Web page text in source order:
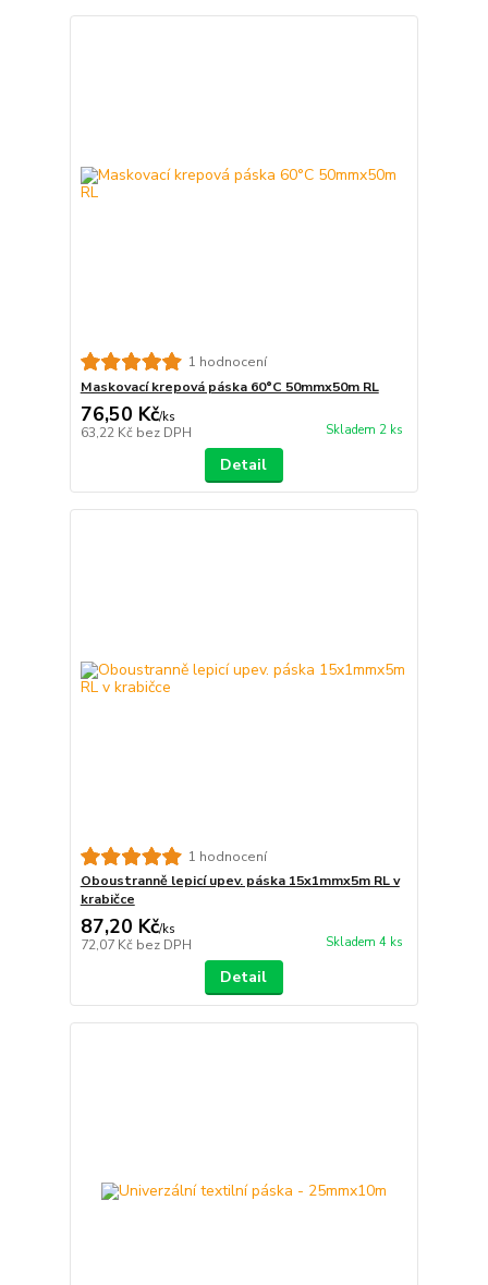
1 hodnocení
Maskovací krepová páska 60°C 50mmx50m RL
76,50 Kč/ks
63,22 Kč bez DPH Skladem 2 ks
Detail
1 hodnocení
Oboustranně lepicí upev. páska 15x1mmx5m RL v
krabičce
87,20 Kč/ks
72,07 Kč bez DPH Skladem 4 ks
Detail